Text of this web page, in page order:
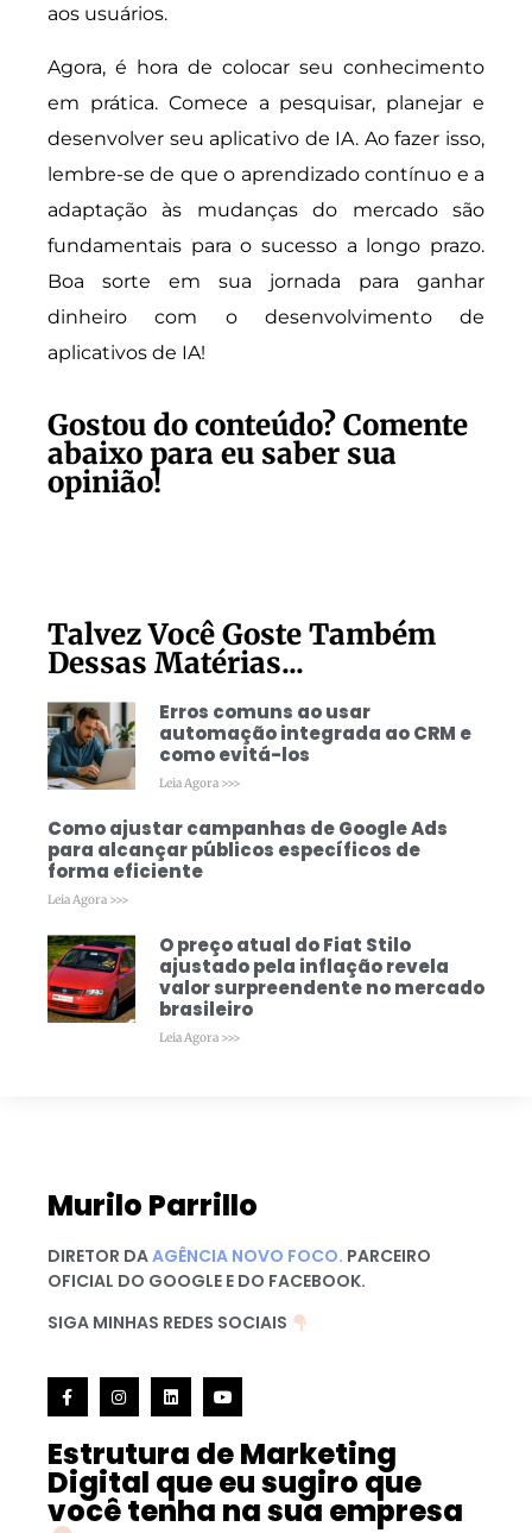
aos usuários.
Agora, é hora de colocar seu conhecimento
em prática. Comece a pesquisar, planejar e
desenvolver seu aplicativo de IA. Ao fazer isso,
lembre-se de que o aprendizado contínuo e a
adaptação às mudanças do mercado são
fundamentais para o sucesso a longo prazo.
Boa sorte em sua jornada para ganhar
dinheiro com o desenvolvimento de
aplicativos de IA!
Gostou do conteúdo? Comente
abaixo para eu saber sua
opinião!
Talvez Você Goste Também
Dessas Matérias...
Erros comuns ao usar
automação integrada ao CRM e
como evitá-los
Leia Agora >>>
Como ajustar campanhas de Google Ads
para alcançar públicos específicos de
forma eficiente
Leia Agora >>>
O preço atual do Fiat Stilo
ajustado pela inflação revela
valor surpreendente no mercado
brasileiro
Leia Agora >>>
Murilo Parrillo
DIRETOR DAAGÊNCIA NOVO FOCO. PARCEIRO
OFICIAL DO GOOGLE E DO FACEBOOK.
SIGA MINHAS REDES SOCIAIS
Estrutura de Marketing
Digital que eu sugiro que
você tenha na sua empresa